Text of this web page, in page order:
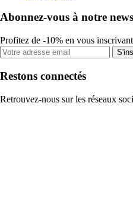
Abonnez-vous à notre
Profitez de -10% en vous
Restons connectés
Retrouvez-nous sur les réseaux